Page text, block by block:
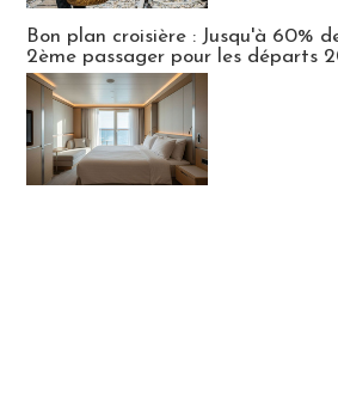
Bon plan croisière : Jusqu'à 60%
2ème passager pour les départs